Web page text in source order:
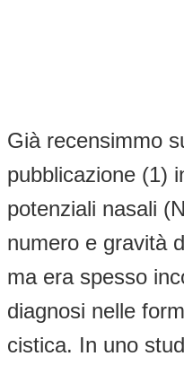
Già recensimmo
pubblicazione (1)
potenziali nasali
numero e gravità
ma era spesso
diagnosi nelle
cistica. In uno